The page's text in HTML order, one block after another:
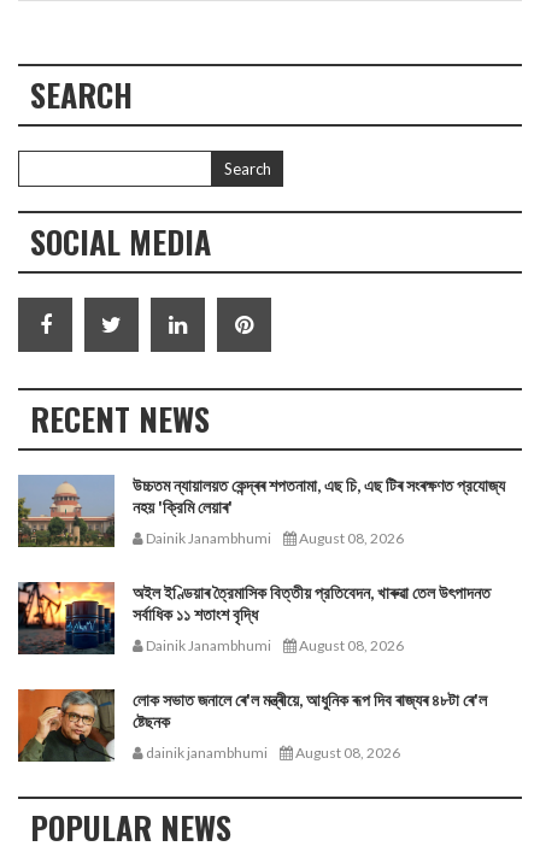
SEARCH
SOCIAL MEDIA
RECENT NEWS
উচ্চতম ন্যায়ালয়ত কেন্দ্ৰৰ শপতনামা, এছ চি, এছ টিৰ সংৰক্ষণত প্রযোজ্য
নহয় 'ক্রিমি লেয়াৰ'
Dainik Janambhumi August 08, 2026
অইল ইণ্ডিয়াৰ ত্রৈমাসিক বিত্তীয় প্রতিবেদন, খাৰুৱা তেল উৎপাদনত
সর্বাধিক ১১ শতাংশ বৃদ্ধি
Dainik Janambhumi August 08, 2026
লোক সভাত জনালে ৰে'ল মন্ত্ৰীয়ে, আধুনিক ৰূপ দিব ৰাজ্যৰ ৪৮টা ৰে'ল
ষ্টেছনক
dainik janambhumi August 08, 2026
POPULAR NEWS